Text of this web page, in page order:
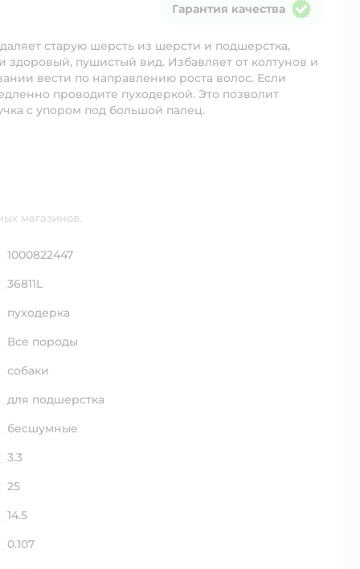
Гарантия качества
старую шерсть из шерсти и подшерстка,
пушистый вид. Избавляет от колтунов и
вести по направлению роста волос. Если
проводите пуходеркой. Это позволит
с упором под большой палец.
магазинов.
1000822447
36811L
пуходерка
Все породы
собаки
для подшерстка
бесшумные
3.3
25
14.5
0.107